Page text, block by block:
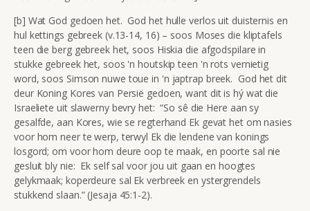
[b] Wat God gedoen het. God het hulle verlos uit duisternis en
hul kettings gebreek (v.13-14, 16) – soos Moses die kliptafels
teen die berg gebreek het, soos Hiskia die afgodspilare in
stukke gebreek het, soos 'n houtskip teen 'n rots vernietig
word, soos Simson nuwe toue in 'n japtrap breek. God het dit
deur Koning Kores van Persië gedoen, want dit is hý wat die
Israeliete uit slawerny bevry het: “So sê die Here aan sy
gesalfde, aan Kores, wie se regterhand Ek gevat het om nasies
voor hom neer te werp, terwyl Ek die lendene van konings
losgord; om voor hom deure oop te maak, en poorte sal nie
gesluit bly nie: Ek self sal voor jou uit gaan en hoogtes
gelykmaak; koperdeure sal Ek verbreek en ystergrendels
stukkend slaan.” (Jesaja 45:1-2).